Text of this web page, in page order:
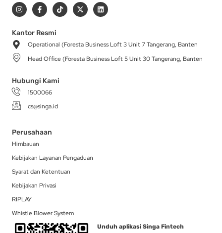
I
n
s
a
g
r
a
m
F
a
c
b
o
-
T
i
k
X
-
t
t
r
L
i
n
i
Kantor Resmi
Operational (Foresta Business Loft 3 Unit 7 Tangerang, Banten
Head Office (Foresta Business Loft 5 Unit 30 Tangerang, Banten
Hubungi Kami
1500066
cs@singa.id
Perusahaan
Himbauan
Kebijakan Layanan Pengaduan
Syarat dan Ketentuan
Kebijakan Privasi
RIPLAY
Whistle Blower System
Unduh aplikasi Singa Fintech